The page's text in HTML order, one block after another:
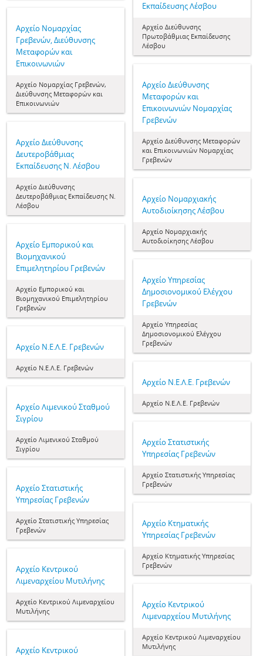
Εκπαίδευσης Λέσβου
Αρχείο Διεύθυνσης
Πρωτοβάθμιας Εκπαίδευσης
Λέσβου
Αρχείο Νομαρχίας
Γρεβενών, Διεύθυνσης
Μεταφορών και
Επικοινωνιών
Αρχείο Νομαρχίας Γρεβενών,
Διεύθυνσης Μεταφορών και
Επικοινωνιών
Αρχείο Διεύθυνσης
Μεταφορών και
Επικοινωνιών Νομαρχίας
Γρεβενών
Αρχείο Διεύθυνσης Μεταφορών
και Επικοινωνιών Νομαρχίας
Γρεβενών
Αρχείο Διεύθυνσης
Δευτεροβάθμιας
Εκπαίδευσης Ν. Λέσβου
Αρχείο Διεύθυνσης
Δευτεροβάθμιας Εκπαίδευσης Ν.
Λέσβου
Αρχείο Νομαρχιακής
Αυτοδιοίκησης Λέσβου
Αρχείο Νομαρχιακής
Αυτοδιοίκησης Λέσβου
Αρχείο Εμπορικού και
Βιομηχανικού
Επιμελητηρίου Γρεβενών
Αρχείο Εμπορικού και
Βιομηχανικού Επιμελητηρίου
Γρεβενών
Αρχείο Υπηρεσίας
Δημοσιονομικού Ελέγχου
Γρεβενών
Αρχείο Υπηρεσίας
Δημοσιονομικού Ελέγχου
Γρεβενών
Αρχείο Ν.Ε.Λ.Ε. Γρεβενών
Αρχείο Ν.Ε.Λ.Ε. Γρεβενών
Αρχείο Ν.Ε.Λ.Ε. Γρεβενών
Αρχείο Ν.Ε.Λ.Ε. Γρεβενών
Αρχείο Λιμενικού Σταθμού
Σιγρίου
Αρχείο Λιμενικού Σταθμού
Σιγρίου
Αρχείο Στατιστικής
Υπηρεσίας Γρεβενών
Αρχείο Στατιστικής Υπηρεσίας
Γρεβενών
Αρχείο Στατιστικής
Υπηρεσίας Γρεβενών
Αρχείο Στατιστικής Υπηρεσίας
Γρεβενών
Αρχείο Κτηματικής
Υπηρεσίας Γρεβενών
Αρχείο Κτηματικής Υπηρεσίας
Γρεβενών
Αρχείο Κεντρικού
Λιμεναρχείου Μυτιλήνης
Αρχείο Κεντρικού Λιμεναρχείου
Μυτιλήνης
Αρχείο Κεντρικού
Λιμεναρχείου Μυτιλήνης
Αρχείο Κεντρικού Λιμεναρχείου
Μυτιλήνης
Αρχείο Κεντρικού